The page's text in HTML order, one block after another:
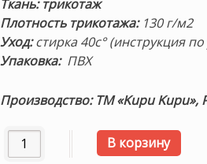
Ткань: трикотаж
Плотность трикотажа:130 г/м2
Уход:стирка 40с° (инструкция
Упаковка:ПВХ
Производство: ТМ «Kupu Kupu»,
Количество товара «Violett»
В корзину